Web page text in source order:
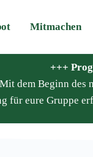
Mitmachen
+++
dem Beginn des
für eure Gruppe